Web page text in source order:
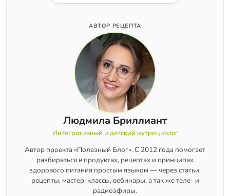
АВТОР РЕЦЕПТА
Людмила Бриллиант
Интегративный и детский нутрициолог
Автор проекта «Полезный Блог». С 2012 года помогает
разбираться в продуктах, рецептах и принципах
здорового питания простым языком — через статьи,
рецепты, мастер-классы, вебинары, а так же теле- и
радиоэфиры.